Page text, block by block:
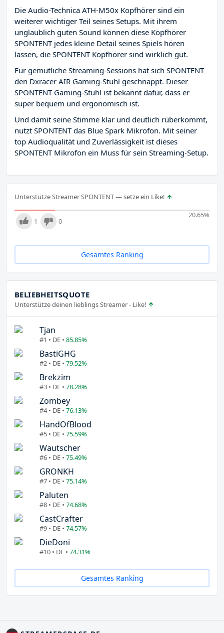
Die Audio-Technica ATH-M50x Kopfhörer sind ein
weiterer wichtiger Teil seines Setups. Mit ihrem
unglaublich guten Sound können diese Kopfhörer
SPONTENT jedes kleine Detail seines Spiels hören
lassen, die SPONTENT Kopfhörer sind wirklich gut.
Für gemütliche Streaming-Sessions hat sich SPONTENT
den Dxracer AIR Gaming-Stuhl geschnappt. Dieser
SPONTENT Gaming-Stuhl ist bekannt dafür, dass er
super bequem und ergonomisch ist.
Und damit seine Stimme klar und deutlich rüberkommt,
nutzt SPONTENT das Blue Spark Mikrofon. Mit seiner
top Audioqualität und Zuverlässigkeit ist dieses
SPONTENT Mikrofon ein Muss für sein Streaming-Setup.
Unterstütze Streamer SPONTENT — setze ein Like!
20.65%
1 0
Gesamtes Ranking
BELIEBHEITSQUOTE
Unterstütze deinen lieblings Streamer - Like!
Tjan
#1 • DE • 85.85%
BastiGHG
#2 • DE • 79.52%
Brekzim
#3 • DE • 78.28%
Zombey
#4 • DE • 76.13%
HandOfBlood
#5 • DE • 75.59%
Wautscher
#6 • DE • 75.49%
GRONKH
#7 • DE • 75.14%
Paluten
#8 • DE • 74.68%
CastCrafter
#9 • DE • 74.57%
DieDoni
#10 • DE • 74.31%
Gesamtes Ranking